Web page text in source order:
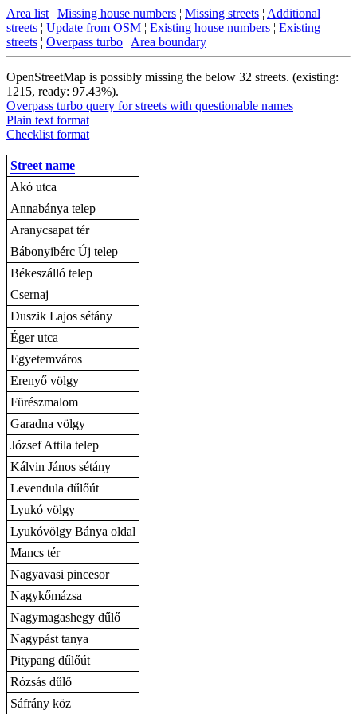
Area list ¦ Missing house numbers ¦ Missing streets ¦ Additional
streets ¦ Update from OSM ¦ Existing house numbers ¦ Existing
streets ¦ Overpass turbo ¦ Area boundary
OpenStreetMap is possibly missing the below 32 streets. (existing:
1215, ready: 97.43%).
Overpass turbo query for streets with questionable names
Plain text format
Checklist format
Street name
Akó utca
Annabánya telep
Aranycsapat tér
Bábonyibérc Új telep
Békeszálló telep
Csernaj
Duszik Lajos sétány
Éger utca
Egyetemváros
Erenyő völgy
Fürészmalom
Garadna völgy
József Attila telep
Kálvin János sétány
Levendula dűlőút
Lyukó völgy
Lyukóvölgy Bánya oldal
Mancs tér
Nagyavasi pincesor
Nagykőmázsa
Nagymagashegy dűlő
Nagypást tanya
Pitypang dűlőút
Rózsás dűlő
Sáfrány köz